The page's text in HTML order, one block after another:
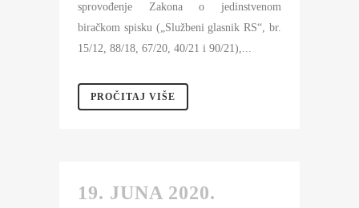
sprovođenje Zakona o jedinstvenom
biračkom spisku („Službeni glasnik RS“, br.
15/12, 88/18, 67/20, 40/21 i 90/21),...
PROČITAJ VIŠE
19. JUNA 2020.